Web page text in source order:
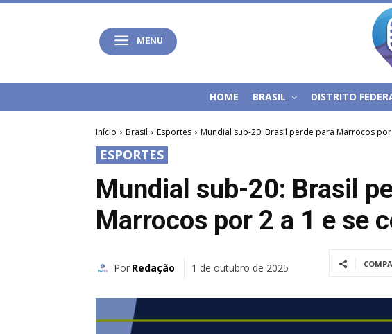
MENU
HOME BRASIL DISTRITO
Início Brasil Esportes Mundial sub-20: Brasil perde para Marrocos por
ESPORTES
Mundial sub-20: Brasil
Marrocos por 2 a 1 e se
Por Redação 1 de outubro de 2025